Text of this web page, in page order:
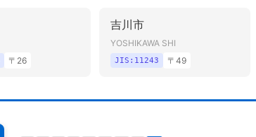
〒 26
吉川市
YOSHIKAWA SHI
JIS: 11243 〒49